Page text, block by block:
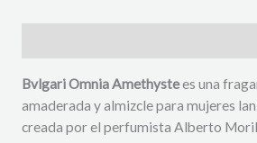
Bvlgari Omnia Amethystees una
amaderada y almizcle para mujeres
creada por el perfumista Alberto